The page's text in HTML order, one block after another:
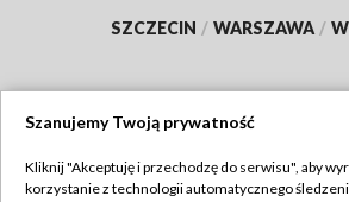
SZCZECIN / WARSZAWA /
TVP
Szanujemy Twoją prywatność
Kliknij "Akceptuję i przechodzę do serwisu", aby
korzystanie z technologii automatycznego